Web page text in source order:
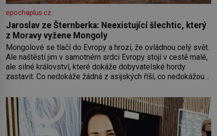
epochaplus.cz
Jaroslav ze Šternberka: Neexistující šlechtic, který
z Moravy vyžene Mongoly
Mongolové se tlačí do Evropy a hrozí, že ovládnou celý svět.
Ale naštěstí jim v samotném srdci Evropy stojí v cestě malé,
ale silné království, které dokáže dobyvatelské hordy
zastavit. Co nedokáže žádná z asijských říší, co nedokážou
od roku 1223 postupují podél Kaspického a Azovského
moře,